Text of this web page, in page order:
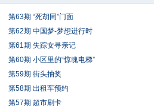
第63期 “死胡同”门面
第62期 中国梦-梦想进行时
第61期 失踪女寻亲记
第60期 小区里的“惊魂电梯”
第59期 街头抽奖
第58期 出租车预约
第57期 超市刷卡